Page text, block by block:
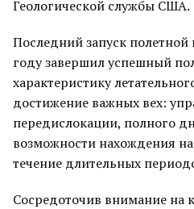
Геологической службы США.
Последний запуск
году завершил успешный
характеристику
достижение важных вех:
передислокации, полного
возможности нахождения
течение длительных
Сосредоточив внимание на